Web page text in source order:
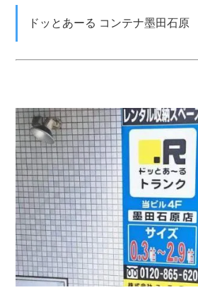
ドッとあーる コンテナ墨田石原